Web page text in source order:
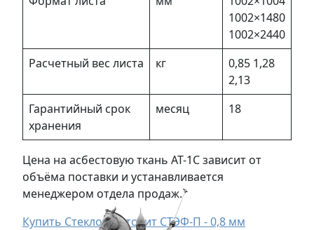
1002×1480
1002×2440
Расчетный вес листа
кг
0,85 1,28
2,13
Гарантийный срок
хранения
месяц 18
Цена на асбестовую ткань АТ-1С зависит от
объёма поставки и устанавливается
менеджером отдела продаж.
Купить Стеклотекстолит СТЭФ-П - 0,8 мм